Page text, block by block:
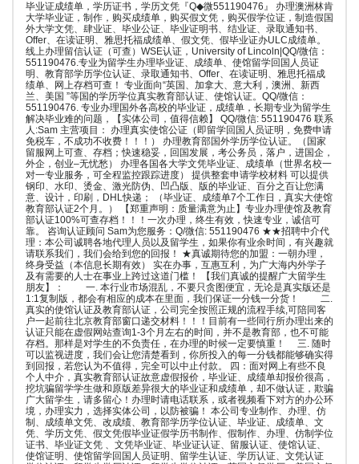
毕业证成绩单，学历证书，学历文凭『Q◆微551190476』 办理澳洲林肯
大学毕业证，制作，购买成绩单，购买假文凭，购买假学位证，制造假国
外大学文凭、肆业证、毕业公证、毕业证明书、结业证、录取通知书、
Offer、在读证明、雅思托福成绩单、假文凭、假毕业证办ULC成绩单。
线上办理留信认证（可查）WSE认证，University of Lincoln|QQ/微信：
551190476.专业为留学生办理毕业证、成绩单、使馆留学回国人员证
明、教育部学历学位认证、录取通知书、Offer、在读证明、雅思托福成
绩单、网上存档可查！ 专业面向“英国、加拿大、意大利，澳洲、新西
兰、美国 ”等国的学历学位真实教育部认证、使馆认证。QQ/微信：
551190476. 专业办理国外各高校的毕业证，成绩单，长期专业为留学生
解决毕业难的问题，【实体公司，值得信赖】 QQ/微信: 551190476 联系
人:Sam 主营项目： 办理真实使馆公证（即留学回国人员证明，免费申请
免税车，不成功不收费！！！） 办理教育部国外学历学位认证。（国家
留服网上可查、存档；快速稳妥，回国发展，考公务员，落户，进国企，
外企，创业–无忧愁） 办理各国各大学文凭毕业证、成绩单（世界名校一
对一专业服务，可全程监控跟踪进度） 提供整套申请学校材料 可以提供
钢印、水印、烫金、激光防伪、凹凸版、版的毕业证、百分之百让您满
意、设计，印刷，DHL快递； （毕业证、成绩单7个工作日，真实大使馆
教育部认证2个月。） 【郑重声明：质量满意为止】专业办理使馆及教育
部认证100%可查存档！！！一次办理，终生有效，快速专业，诚信可
靠。 咨询认证顾问 Sam为您服务：Q/微信: 551190476 ★★招聘中介代
理：本公司诚聘各地代理人员以及留学生，如果你有业余时间，有兴趣就
请联系我们，我们会给到您的回报！ ★真诚期待您的加盟：一朝办理，
终身受益（本信息长期有效） 实在办事，互惠互利，为广大海内外学子
及有需要的人士在事业上跨过这道门槛！ 【我们真诚的提醒广大留学生
朋友】： 一. 本行业市场混乱，不要只贪图便宜，无论是真实版还是
1:1复制版，都会有相应的成本在里面，我们保证一分钱一分货！ 二.
真实的使馆认证及教育部认证，公司完全按照正规的流程手续,可陪同客
户一起前往北京教育部窗口递交材料！！！目前有一些同行所办理出来的
认证只能在虚假网站查询1-3个月左右的时间，并不是教育部，也不可能
存档。那样是对学生的不负责任，在办理的时候一定要慎重！ 三. 随时
可以监视进度，我们会让您清楚看到，你所投入的每一分钱都能够确实得
到回报，若您认为不值得，完全可以中止付款。 四：面对网上有些不良
个人中介，真实教育部认证故意虚假报价，毕业证、成绩单却报价很高，
挖坑骗留学学生做和原版差异很大的毕业证和成绩单，却不做认证，欺骗
广大留学生，请多留心！办理时请电话联系，或者视频看下对方的办公环
境，办理实力，选择实体公司，以防被骗！ 本公司专业制作、办理、仿
制、成绩单文凭、改成绩、教育部学历学位认证、毕业证、成绩单、文
凭、学历文凭、假文凭假毕业证假学历书制作、假制作、办理、仿制学位
证书、毕业证文凭 、文凭毕业证、毕业证认证、留服认证、使馆认证、
使馆证明、使馆留学回国人员证明、留学生认证、学历认证、文凭认证